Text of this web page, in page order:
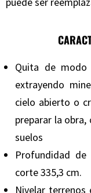
Quita de
extrayendo
cielo abierto o
preparar la
suelos
Profundidad
corte 335,3 cm.
Nivelar